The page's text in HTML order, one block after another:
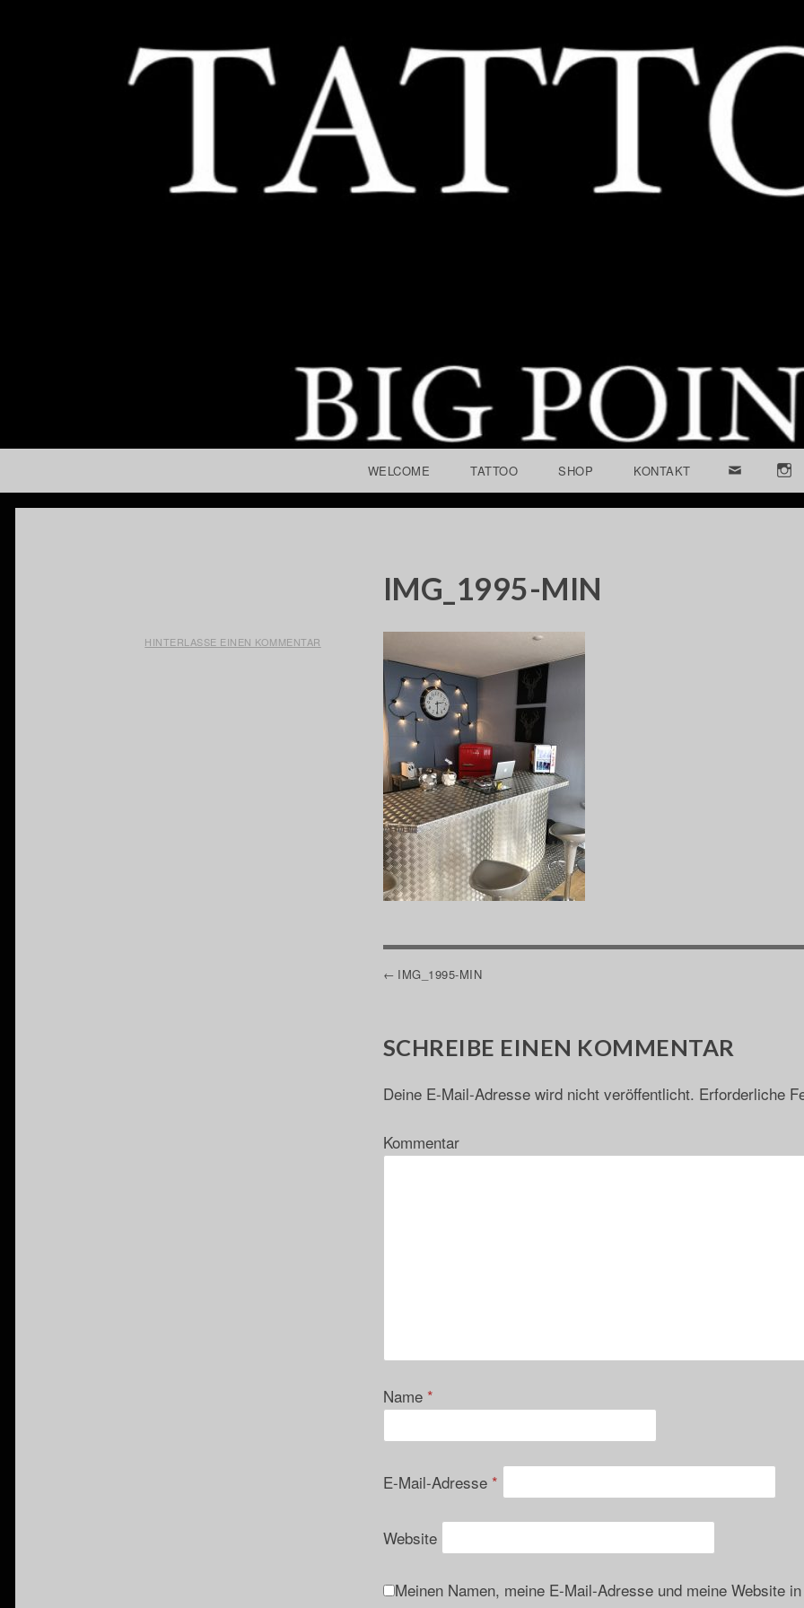
WELCOME TATTOO SHOP
KONTAKT
EM
AIL
IN
ST
IMG_1995-MIN
HINTERLASSE EINEN KOMMENTAR
BEITRAGSNAVIGATION
IMG_1995-MIN
SCHREIBE EINEN KOMMENTAR
Deine E-Mail-Adresse wird nicht veröffentlicht. Erforderliche
Kommentar
Name *
E-Mail-Adresse *
Website
Meinen Namen, meine E-Mail-Adresse und meine Website